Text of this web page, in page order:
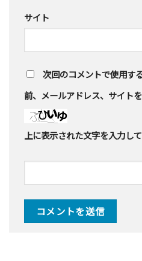
サイト
次回のコメントで使用す
前、メールアドレス、サイトを
上に表示された文字を入力して